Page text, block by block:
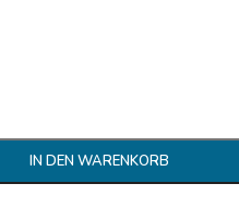
IN DEN WARENKORB